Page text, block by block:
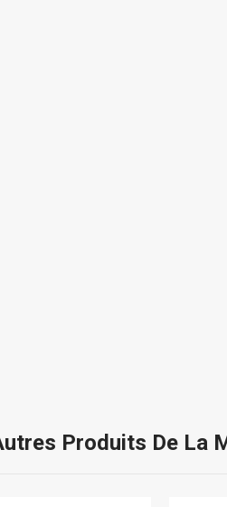
Produits De La